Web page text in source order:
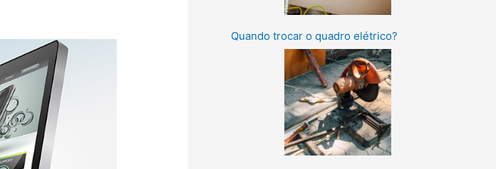
Quando trocar o quadro elétrico?